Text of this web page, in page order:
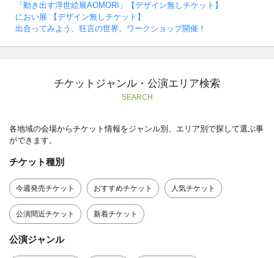
「動き出す浮世絵展AOMORI」【デザイン無しチケット】
におい展 【デザイン無しチケット】
出合ってみよう、狂言の世界。ワークショップ開催！
チケットジャンル・公演エリア検索
SEARCH
各地域の会場からチケット情報をジャンル別、エリア別で探して選ぶ事
ができます。
チケット種別
今週発売チケット おすすめチケット 人気チケット
公演間近チケット 新着チケット
公演ジャンル